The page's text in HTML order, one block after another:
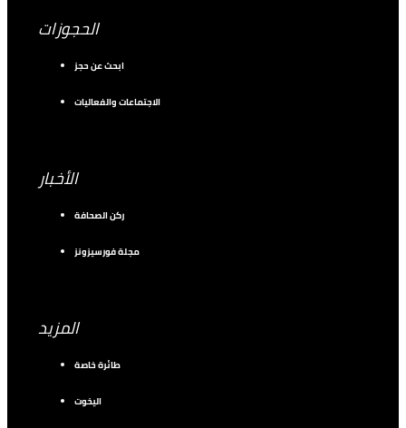
الحجوزات
ابحث عن حجز
الاجتماعات والفعاليات
الأخبار
ركن الصحافة
مجلة فورسيزونز
المزيد
طائرة خاصة
اليخوت